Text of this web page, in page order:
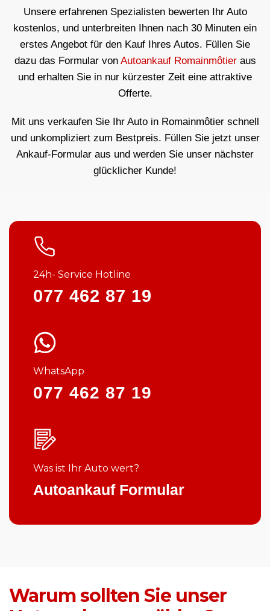
Unsere erfahrenen Spezialisten bewerten Ihr Auto
kostenlos, und unterbreiten Ihnen nach 30 Minuten ein
erstes Angebot für den Kauf Ihres Autos. Füllen Sie
dazu das Formular von Autoankauf Romainmôtieraus
und erhalten Sie in nur kürzester Zeit eine attraktive
Offerte.
Mit uns verkaufen Sie Ihr Auto in Romainmôtier schnell
und unkompliziert zum Bestpreis. Füllen Sie jetzt unser
Ankauf-Formular aus und werden Sie unser nächster
glücklicher Kunde!
24h- Service Hotline
077 462 87 19
WhatsApp
077 462 87 19
Was ist Ihr Auto wert?
Autoankauf Formular
Warum sollten Sie unser